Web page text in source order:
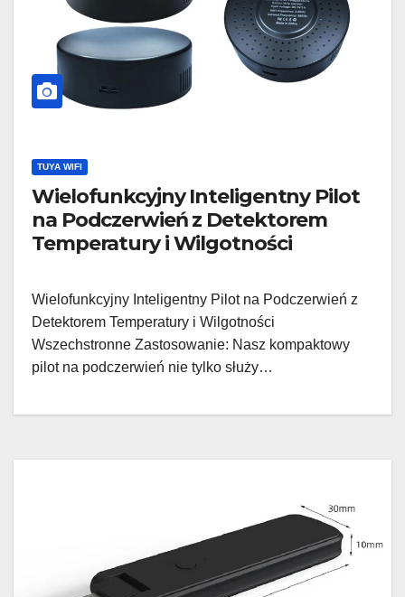
TUYA WIFI
Wielofunkcyjny Inteligentny Pilot
na Podczerwień z Detektorem
Temperatury i Wilgotności
Wielofunkcyjny Inteligentny Pilot na Podczerwień z
Detektorem Temperatury i Wilgotności
Wszechstronne Zastosowanie: Nasz kompaktowy
pilot na podczerwień nie tylko służy…